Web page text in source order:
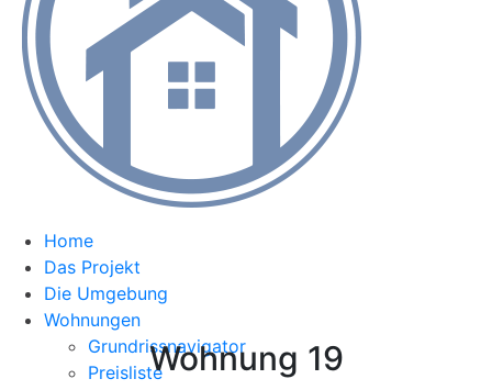
Home
Das Projekt
Die Umgebung
Wohnungen
Grundrissnavigator
PreislisteWohnung 19